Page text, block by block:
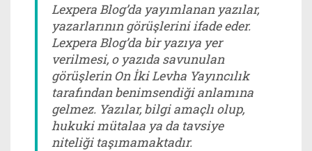
Lexpera Blog’da yayımlanan yazılar,
yazarlarının görüşlerini ifade eder.
Lexpera Blog’da bir yazıya yer
verilmesi, o yazıda savunulan
görüşlerin On İki Levha Yayıncılık
tarafından benimsendiği anlamına
gelmez. Yazılar, bilgi amaçlı olup,
hukuki mütalaa ya da tavsiye
niteliği taşımamaktadır.